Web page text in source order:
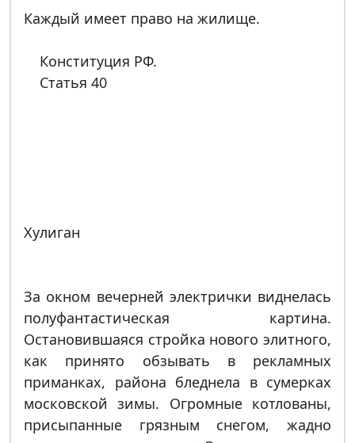
Каждый имеет право на жилище.
Конституция РФ.
Статья 40
Хулиган
За окном вечерней электрички виднелась
полуфантастическая картина.
Остановившаяся стройка нового элитного,
как принято обзывать в рекламных
приманках, района бледнела в сумерках
московской зимы. Огромные котлованы,
присыпанные грязным снегом, жадно